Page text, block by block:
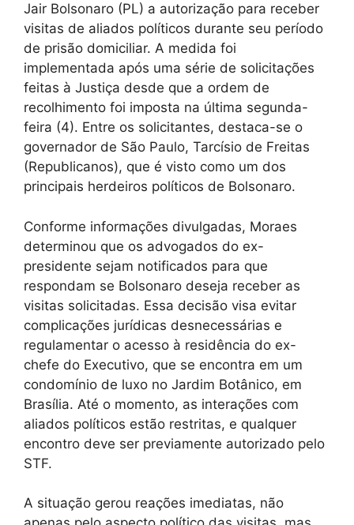
Jair Bolsonaro (PL) a autorização para receber
visitas de aliados políticos durante seu período
de prisão domiciliar. A medida foi
implementada após uma série de solicitações
feitas à Justiça desde que a ordem de
recolhimento foi imposta na última segunda-
feira (4). Entre os solicitantes, destaca-se o
governador de São Paulo, Tarcísio de Freitas
(Republicanos), que é visto como um dos
principais herdeiros políticos de Bolsonaro.
Conforme informações divulgadas, Moraes
determinou que os advogados do ex-
presidente sejam notificados para que
respondam se Bolsonaro deseja receber as
visitas solicitadas. Essa decisão visa evitar
complicações jurídicas desnecessárias e
regulamentar o acesso à residência do ex-
chefe do Executivo, que se encontra em um
condomínio de luxo no Jardim Botânico, em
Brasília. Até o momento, as interações com
aliados políticos estão restritas, e qualquer
encontro deve ser previamente autorizado pelo
STF.
A situação gerou reações imediatas, não